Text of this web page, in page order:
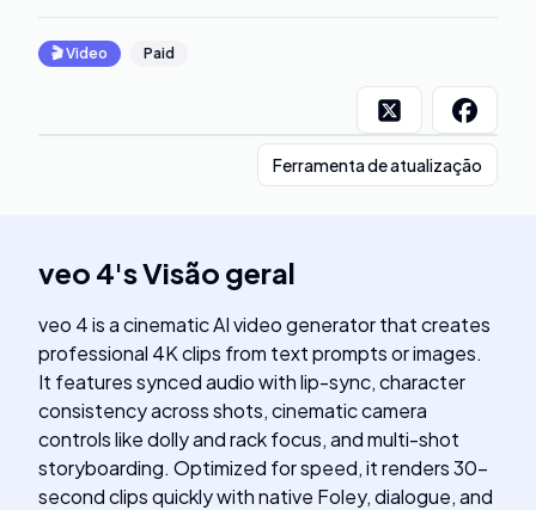
🎬Video Paid
Ferramenta de atualização
veo 4'sVisão geral
veo 4 is a cinematic AI video generator that creates
professional 4K clips from text prompts or images.
It features synced audio with lip-sync, character
consistency across shots, cinematic camera
controls like dolly and rack focus, and multi-shot
storyboarding. Optimized for speed, it renders 30-
second clips quickly with native Foley, dialogue, and